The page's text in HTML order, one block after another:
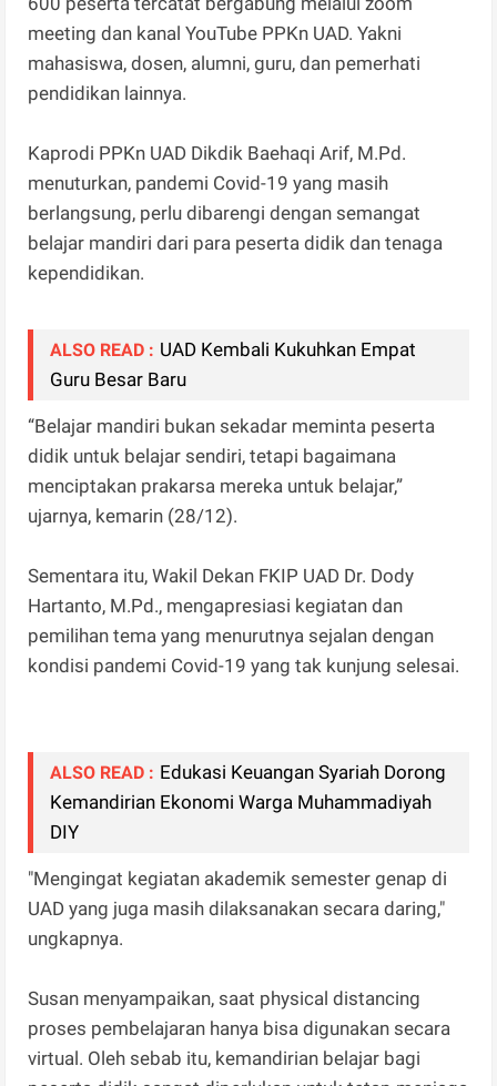
meeting dan kanal YouTube PPKn UAD. Yakni
mahasiswa, dosen, alumni, guru, dan pemerhati
pendidikan lainnya.
Kaprodi PPKn UAD Dikdik Baehaqi Arif, M.Pd.
menuturkan, pandemi Covid-19 yang masih
berlangsung, perlu dibarengi dengan semangat
belajar mandiri dari para peserta didik dan tenaga
kependidikan.
ALSO READ : UAD Kembali Kukuhkan Empat
Guru Besar Baru
“Belajar mandiri bukan sekadar meminta peserta
didik untuk belajar sendiri, tetapi bagaimana
menciptakan prakarsa mereka untuk belajar,”
ujarnya, kemarin (28/12).
Sementara itu, Wakil Dekan FKIP UAD Dr. Dody
Hartanto, M.Pd., mengapresiasi kegiatan dan
pemilihan tema yang menurutnya sejalan dengan
kondisi pandemi Covid-19 yang tak kunjung selesai.
ALSO READ : Edukasi Keuangan Syariah Dorong
Kemandirian Ekonomi Warga Muhammadiyah
DIY
"Mengingat kegiatan akademik semester genap di
UAD yang juga masih dilaksanakan secara daring,"
ungkapnya.
Susan menyampaikan, saat physical distancing
proses pembelajaran hanya bisa digunakan secara
virtual. Oleh sebab itu, kemandirian belajar bagi